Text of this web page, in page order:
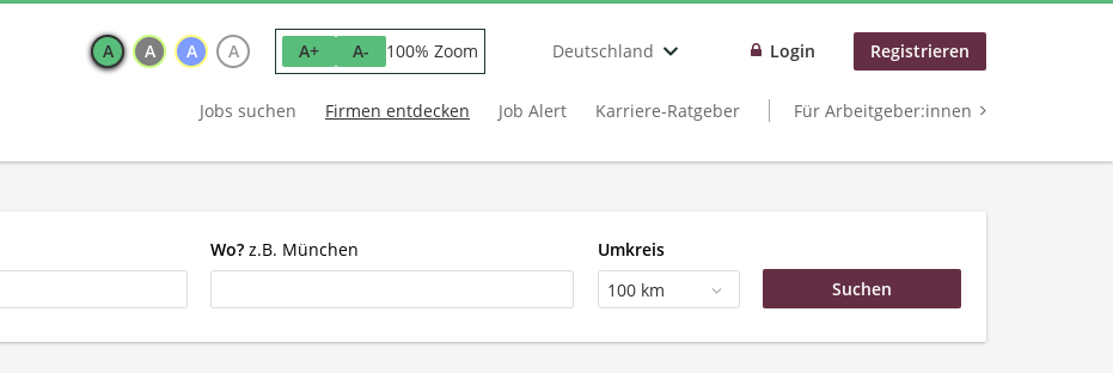
A A A A A+ A- 100% Zoom Deutschland Login Registrieren
Jobs suchen Firmen entdecken Job Alert Karriere-Ratgeber Für Arbeitgeber:innen
Wo? z.B. München
Umkreis
100 km